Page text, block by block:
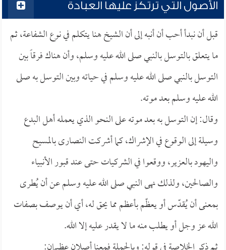
الأصول التي ترتكز عليها العبادة
قبل أن نبدأ أحب أن أنبه إلى أن الشيخ هنا يتكلم في نوع الشفاعة، ثم
ما يتعلق بالتوسل بالنبي صلى الله عليه وسلم، وأن هناك فرقاً بين
التوسل بالنبي صلى الله عليه وسلم في حياته وبين التوسل به صلى
الله عليه وسلم بعد موته.
وقال: إن التوسل به بعد موته على النحو الذي يعمله أهل البدع
وسيلة إلى الوقوع في الإشراك، كما أشركت النصارى بالمسيح
واليهود بالعزير، ووقعوا في الشركيات حتى عند قبور الأنبياء
والصالحين، ولذلك نهى النبي صلى الله عليه وسلم عن أن يُطرى
بمعنى أن يُقدّس أو يعظّم بأعظم مما يحق له، أي أن يوصف بصفات
الله عز وجل أو يطلب منه ما لا يقدر عليه إلا الله.